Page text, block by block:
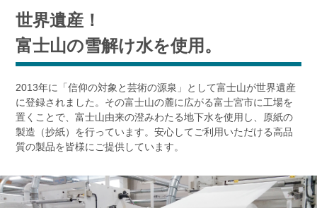
世界遺産！
富士山の雪解け水を使用。
2013年に「信仰の対象と芸術の源泉」として富士山が世界遺産
に登録されました。その富士山の麓に広がる富士宮市に工場を
置くことで、富士山由来の澄みわたる地下水を使用し、原紙の
製造（抄紙）を行っています。安心してご利用いただける高品
質の製品を皆様にご提供しています。